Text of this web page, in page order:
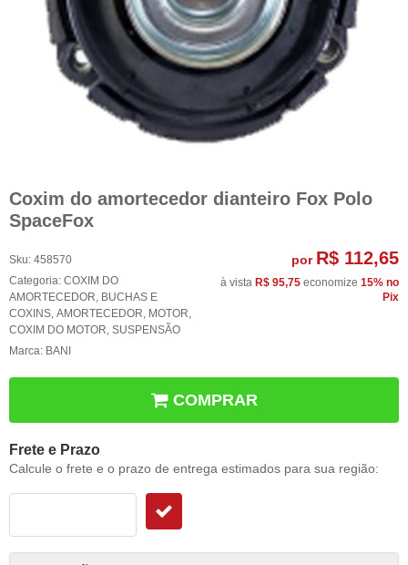
Coxim do amortecedor dianteiro Fox Polo
SpaceFox
Sku: 458570
Categoria: COXIM DO
AMORTECEDOR, BUCHAS E
COXINS, AMORTECEDOR, MOTOR,
COXIM DO MOTOR, SUSPENSÃO
Marca: BANI
por R$ 112,65
à vista R$ 95,75 economize 15% no
Pix
COMPRAR
Frete e Prazo
Calcule o frete e o prazo de entrega estimados para sua região: